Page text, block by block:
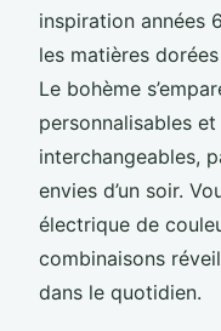
inspiration années
les matières
Le bohème
personnalisables
interchangeables,
envies d’un soir.
électrique de
combinaisons
dans le quotidien.